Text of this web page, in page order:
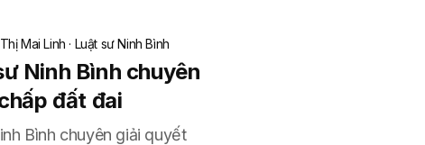
Mai Linh · Luật sư Ninh Bình
Ninh Bình chuyên
đất đai
Bình chuyên giải quyết